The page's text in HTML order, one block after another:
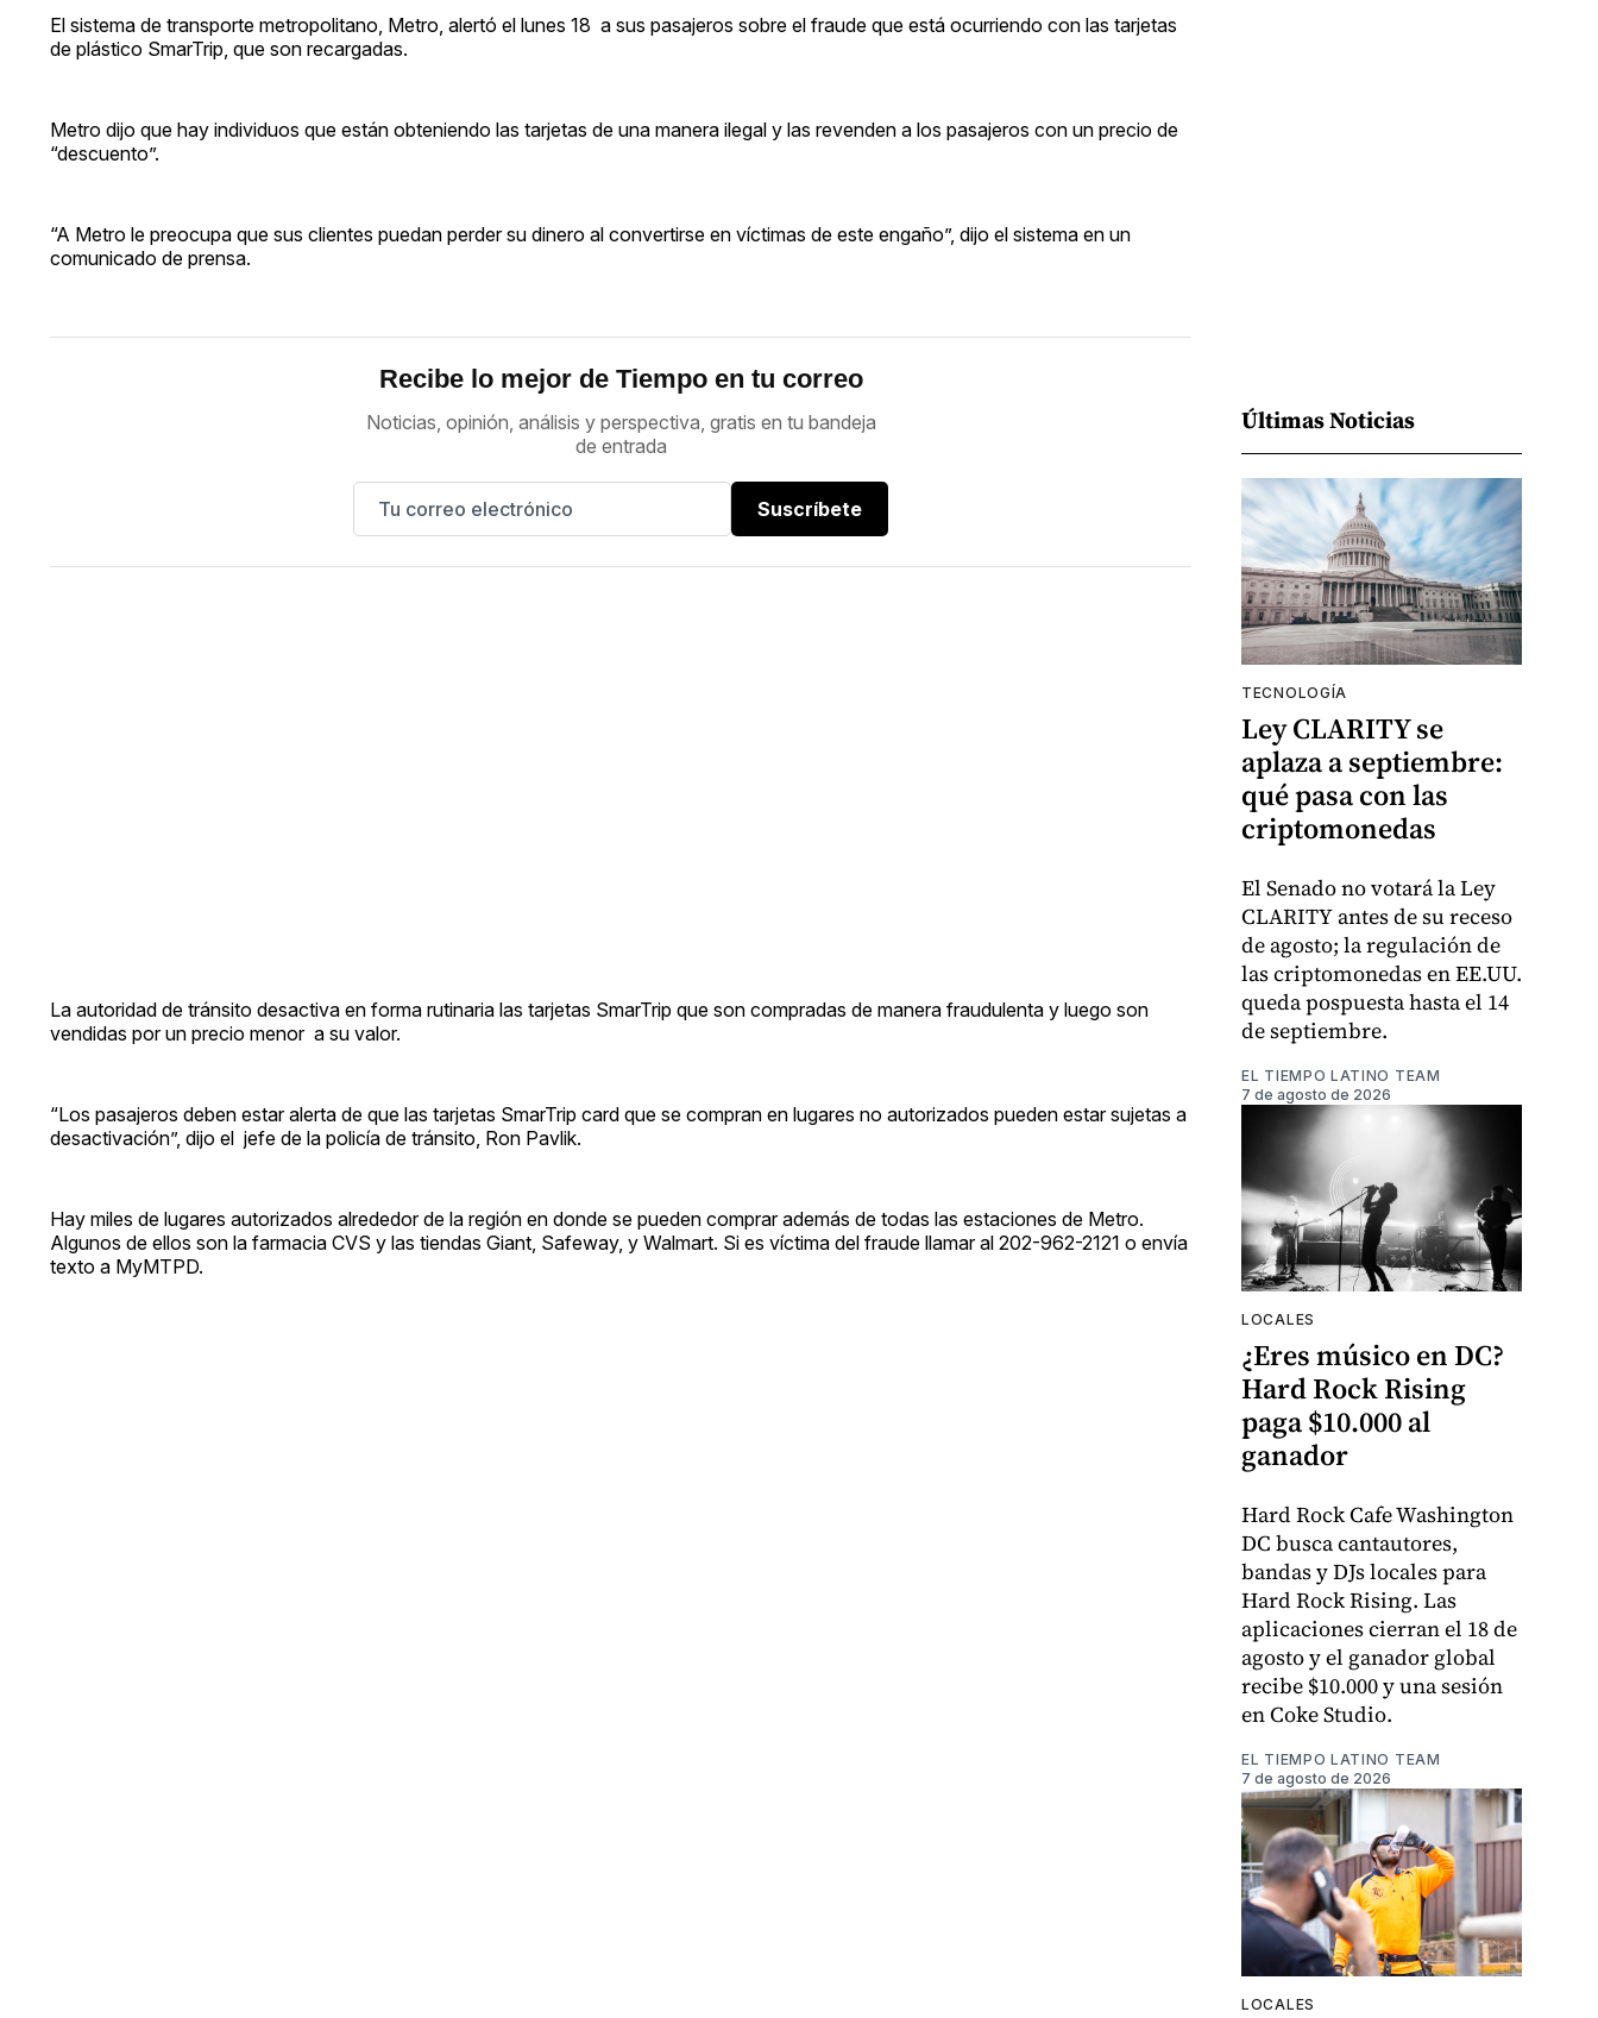
El sistema de transporte metropolitano, Metro, alertó el lunes 18 a sus pasajeros sobre el fraude que está ocurriendo con las tarjetas
de plástico SmarTrip, que son recargadas.
Metro dijo que hay individuos que están obteniendo las tarjetas de una manera ilegal y las revenden a los pasajeros con un precio de
“descuento”.
“A Metro le preocupa que sus clientes puedan perder su dinero al convertirse en víctimas de este engaño”, dijo el sistema en un
comunicado de prensa.
Recibe lo mejor de Tiempo en tu correo
Noticias, opinión, análisis y perspectiva, gratis en tu bandeja
de entrada
Suscríbete
La autoridad de tránsito desactiva en forma rutinaria las tarjetas SmarTrip que son compradas de manera fraudulenta y luego son
vendidas por un precio menor a su valor.
“Los pasajeros deben estar alerta de que las tarjetas SmarTrip card que se compran en lugares no autorizados pueden estar sujetas a
desactivación”, dijo el jefe de la policía de tránsito, Ron Pavlik.
Hay miles de lugares autorizados alrededor de la región en donde se pueden comprar además de todas las estaciones de Metro.
Algunos de ellos son la farmacia CVS y las tiendas Giant, Safeway, y Walmart. Si es víctima del fraude llamar al 202-962-2121 o envía
texto a MyMTPD.
Últimas Noticias
TECNOLOGÍA
Ley CLARITY se
aplaza a septiembre:
qué pasa con las
criptomonedas
El Senado no votará la Ley
CLARITY antes de su receso
de agosto; la regulación de
las criptomonedas en EE.UU.
queda pospuesta hasta el 14
de septiembre.
EL TIEMPO LATINO TEAM
7 de agosto de 2026
LOCALES
¿Eres músico en DC?
Hard Rock Rising
paga $10.000 al
ganador
Hard Rock Cafe Washington
DC busca cantautores,
bandas y DJs locales para
Hard Rock Rising. Las
aplicaciones cierran el 18 de
agosto y el ganador global
recibe $10.000 y una sesión
en Coke Studio.
EL TIEMPO LATINO TEAM
7 de agosto de 2026
LOCALES